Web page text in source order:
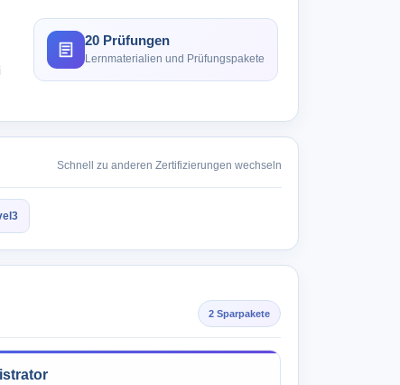
20 Prüfungen
Lernmaterialien und Prüfungspakete
Schnell zu anderen Zertifizierungen wechseln
2 Sparpakete